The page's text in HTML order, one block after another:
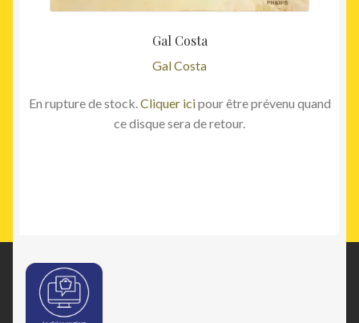
Gal Costa
Gal Costa
En rupture de stock.Cliquer icipour être prévenu quand
ce disque sera de retour.